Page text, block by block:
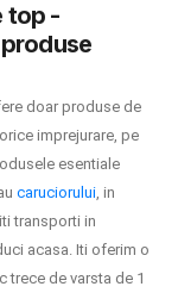
top -
doar produse de
imprejurare, pe
esentiale
caruciorului, in
transporti in
acasa. Iti oferim o
trece de varsta de 1